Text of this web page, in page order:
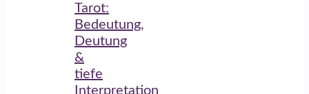
Tarot:
Bedeutung,
Deutung
&
tiefe
Interpretation